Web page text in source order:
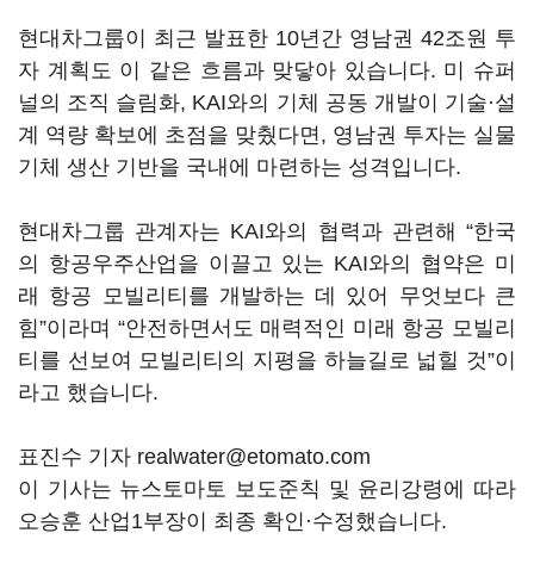
현대차그룹이 최근 발표한 10년간 영남권 42조원 투
자 계획도 이 같은 흐름과 맞닿아 있습니다. 미 슈퍼
널의 조직 슬림화, KAI와의 기체 공동 개발이 기술·설
계 역량 확보에 초점을 맞췄다면, 영남권 투자는 실물
기체 생산 기반을 국내에 마련하는 성격입니다.
현대차그룹 관계자는 KAI와의 협력과 관련해 “한국
의 항공우주산업을 이끌고 있는 KAI와의 협약은 미
래 항공 모빌리티를 개발하는 데 있어 무엇보다 큰
힘”이라며 “안전하면서도 매력적인 미래 항공 모빌리
티를 선보여 모빌리티의 지평을 하늘길로 넓힐 것”이
라고 했습니다.
표진수 기자 realwater@etomato.com
이 기사는 뉴스토마토 보도준칙 및 윤리강령에 따라
오승훈 산업1부장이 최종 확인·수정했습니다.